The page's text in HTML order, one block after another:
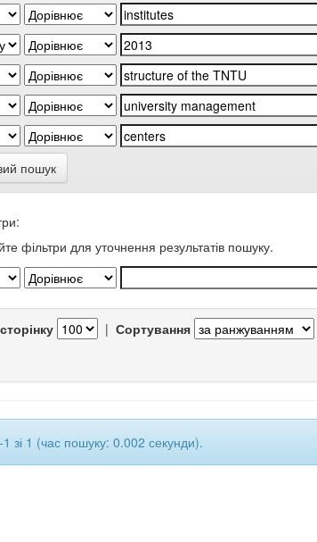
пошук
фільтри для уточнення результатів пошуку.
| Сортування
1 зі 1 (час пошуку: 0.002 секунди).